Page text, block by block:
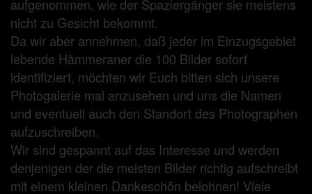
aufgenommen, wie der Spaziergänger sie meistens
nicht zu Gesicht bekommt.
Da wir aber annehmen, daß jeder im Einzugsgebiet
lebende Hämmeraner die 100 Bilder sofort
identifiziert, möchten wir Euch bitten sich unsere
Photogalerie mal anzusehen und uns die Namen
und eventuell auch den Standort des Photographen
aufzuschreiben.
Wir sind gespannt auf das Interesse und werden
denjenigen der die meisten Bilder richtig aufschreibt
mit einem kleinen Dankeschön belohnen! Viele